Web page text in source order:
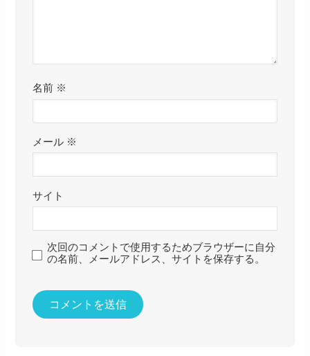
名前 ※
メール ※
サイト
次回のコメントで使用するためブラウザーに自分
の名前、メールアドレス、サイトを保存する。